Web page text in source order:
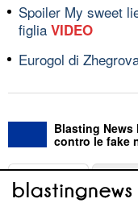
Spoiler My sweet
figlia VIDEO
Eurogol di
Blasting News
contro le fake
ABOUT